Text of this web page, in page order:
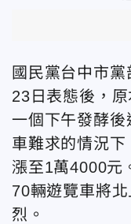
國民黨台中市
23日表態後，
一個下午發酵
車難求的情況
漲至1萬4000元
70輛遊覽車將
烈。